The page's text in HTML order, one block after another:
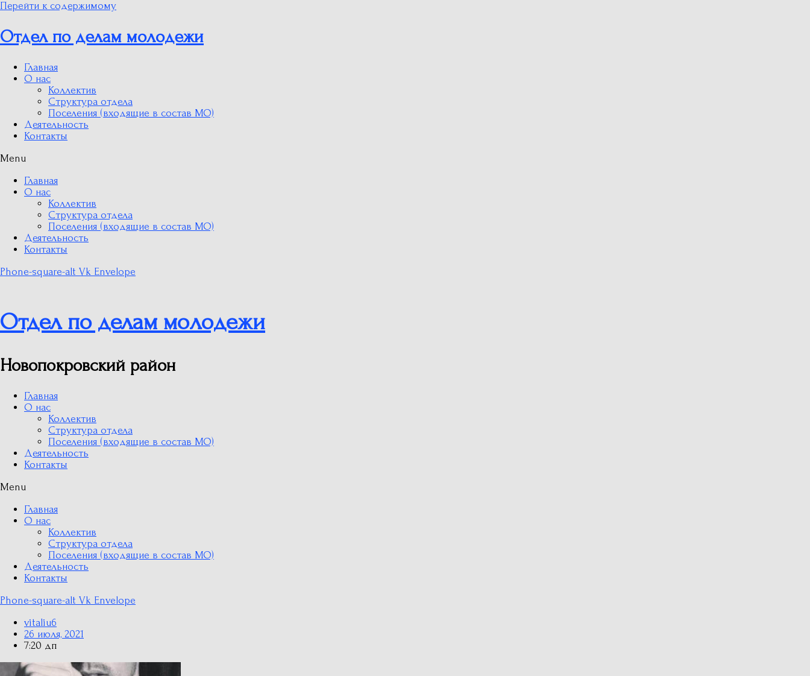
Перейти к содержимому
Отдел по делам молодежи
Главная
О нас
Коллектив
Структура отдела
Поселения (входящие в состав МО)
Деятельность
Контакты
Menu
Главная
О нас
Коллектив
Структура отдела
Поселения (входящие в состав МО)
Деятельность
Контакты
Phone-square-alt Vk Envelope
Отдел по делам молодежи
Новопокровский район
Главная
О нас
Коллектив
Структура отдела
Поселения (входящие в состав МО)
Деятельность
Контакты
Menu
Главная
О нас
Коллектив
Структура отдела
Поселения (входящие в состав МО)
Деятельность
Контакты
Phone-square-alt Vk Envelope
vitaliu6
26 июля, 2021
7:20 дп